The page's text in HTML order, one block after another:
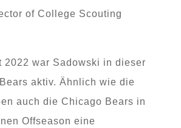
of College Scouting
2022 war Sadowski in dieser
aktiv. Ähnlich wie die
auch die Chicago Bears in
Offseason eine